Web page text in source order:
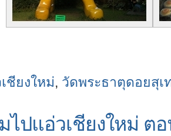
ชียงใหม่, วัดพระธาตุดอยสุเ
ปแอ่วเชียงใหม่ ต